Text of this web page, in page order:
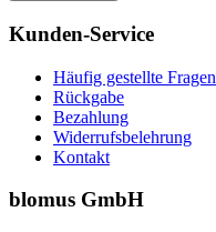
Kunden-Service
Häufig gestellte Fragen
Rückgabe
Bezahlung
Widerrufsbelehrung
Kontakt
blomus GmbH